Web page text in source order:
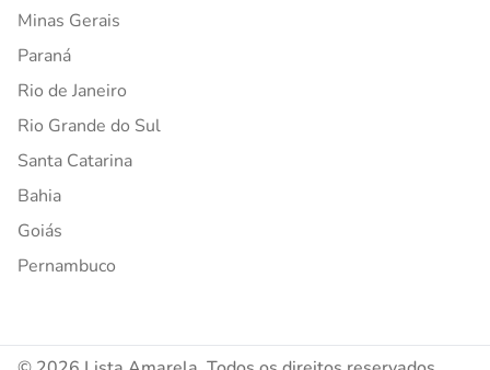
Minas Gerais
Paraná
Rio de Janeiro
Rio Grande do Sul
Santa Catarina
Bahia
Goiás
Pernambuco